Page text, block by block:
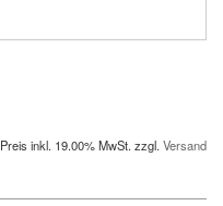
Preis inkl. 19.00% MwSt. zzgl. Versand